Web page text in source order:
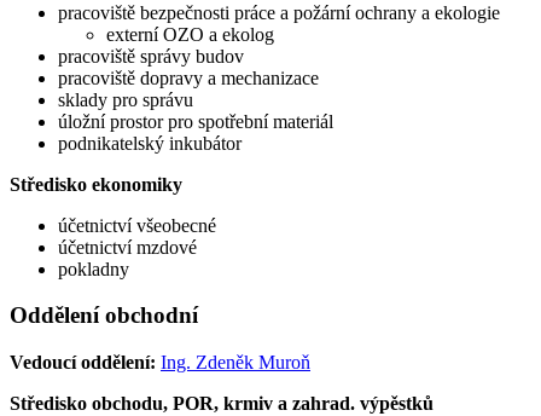
pracoviště bezpečnosti práce a požární ochrany a ekologie
externí OZO a ekolog
pracoviště správy budov
pracoviště dopravy a mechanizace
sklady pro správu
úložní prostor pro spotřební materiál
podnikatelský inkubátor
Středisko ekonomiky
účetnictví všeobecné
účetnictví mzdové
pokladny
Oddělení obchodní
Vedoucí oddělení: Ing. Zdeněk Muroň
Středisko obchodu, POR, krmiv a zahrad. výpěstků